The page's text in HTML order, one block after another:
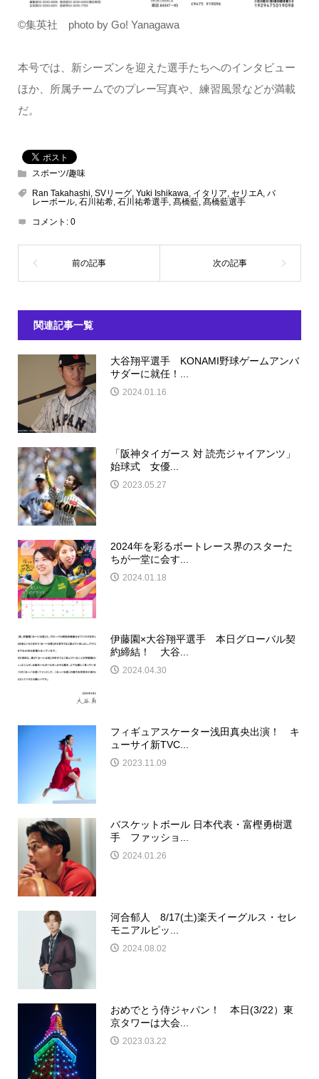
©集英社 photo by Go! Yanagawa
本号では、新シーズンを迎えた選手たちへのインタビュー
ほか、所属チームでのプレー写真や、練習風景などが満載
だ。
スポーツ/趣味
Ran Takahashi, SVリーグ, Yuki Ishikawa, イタリア, セリエA, バ
レーボール, 石川祐希, 石川祐希選手, 髙橋藍, 髙橋藍選手
コメント: 0
関連記事一覧
大谷翔平選手 KONAMI野球ゲームアンバ
サダーに就任！...
2024.01.16
「阪神タイガース 対 読売ジャイアンツ」
始球式 女優...
2023.05.27
2024年を彩るボートレース界のスターた
ちが一堂に会す...
2024.01.18
伊藤園×大谷翔平選手 本日グローバル契
約締結！ 大谷...
2024.04.30
フィギュアスケーター浅田真央出演！ キ
ューサイ新TVC...
2023.11.09
バスケットボール 日本代表・富樫勇樹選
手 ファッショ...
2024.01.26
河合郁人 8/17(土)楽天イーグルス・セレ
モニアルピッ...
2024.08.02
おめでとう侍ジャパン！ 本日(3/22）東
京タワーは大会...
2023.03.22